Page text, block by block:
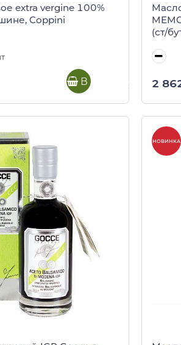
extra vergine 100%
Coppini
В корзину
(ст/
2
НОВИНКА